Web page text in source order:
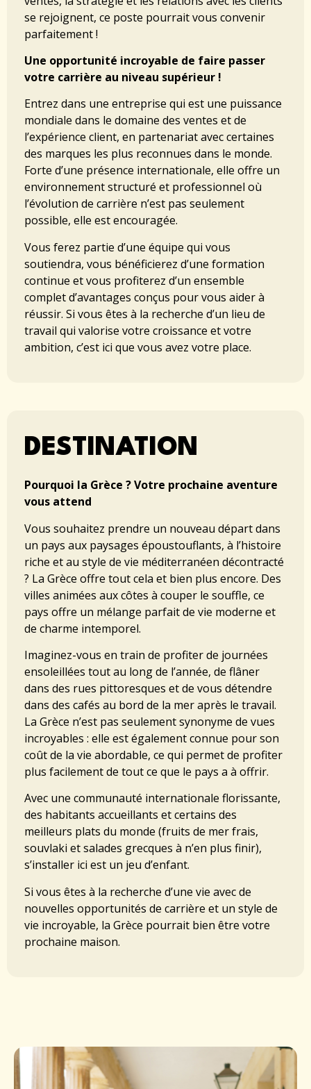
se rejoignent, ce poste pourrait vous convenir
parfaitement !
Une opportunité incroyable de faire passer
votre carrière au niveau supérieur !
Entrez dans une entreprise qui est une puissance
mondiale dans le domaine des ventes et de
l’expérience client, en partenariat avec certaines
des marques les plus reconnues dans le monde.
Forte d’une présence internationale, elle offre un
environnement structuré et professionnel où
l’évolution de carrière n’est pas seulement
possible, elle est encouragée.
Vous ferez partie d’une équipe qui vous
soutiendra, vous bénéficierez d’une formation
continue et vous profiterez d’un ensemble
complet d’avantages conçus pour vous aider à
réussir. Si vous êtes à la recherche d’un lieu de
travail qui valorise votre croissance et votre
ambition, c’est ici que vous avez votre place.
DESTINATION
Pourquoi la Grèce ? Votre prochaine aventure
vous attend
Vous souhaitez prendre un nouveau départ dans
un pays aux paysages époustouflants, à l’histoire
riche et au style de vie méditerranéen décontracté
? La Grèce offre tout cela et bien plus encore. Des
villes animées aux côtes à couper le souffle, ce
pays offre un mélange parfait de vie moderne et
de charme intemporel.
Imaginez-vous en train de profiter de journées
ensoleillées tout au long de l’année, de flâner
dans des rues pittoresques et de vous détendre
dans des cafés au bord de la mer après le travail.
La Grèce n’est pas seulement synonyme de vues
incroyables : elle est également connue pour son
coût de la vie abordable, ce qui permet de profiter
plus facilement de tout ce que le pays a à offrir.
Avec une communauté internationale florissante,
des habitants accueillants et certains des
meilleurs plats du monde (fruits de mer frais,
souvlaki et salades grecques à n’en plus finir),
s’installer ici est un jeu d’enfant.
Si vous êtes à la recherche d’une vie avec de
nouvelles opportunités de carrière et un style de
vie incroyable, la Grèce pourrait bien être votre
prochaine maison.